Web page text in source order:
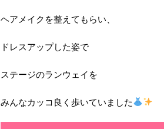
ヘアメイクを整えてもらい、
ドレスアップした姿で
ステージのランウェイを
みんなカッコ良く歩いていました